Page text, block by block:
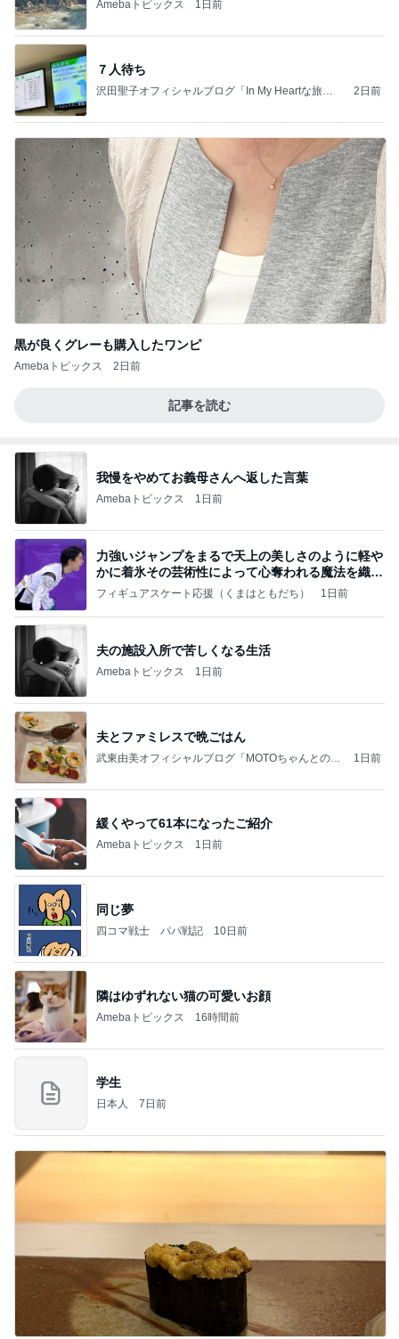
Amebaトピックス 1日前
７人待ち
沢田聖子オフィシャルブログ「In My Heartな旅日
2日前
黒が良くグレーも購入したワンピ
Amebaトピックス 2日前
記事を読む
我慢をやめてお義母さんへ返した言葉
Amebaトピックス 1日前
力強いジャンプをまるで天上の美しさのように軽や
かに着氷その芸術性によって心奪われる魔法を織り
なす
フィギュアスケート応援（くまはともだち） 1日前
夫の施設入所で苦しくなる生活
Amebaトピックス 1日前
夫とファミレスで晩ごはん
武東由美オフィシャルブログ「MOTOちゃんとのは
1日前
緩くやって61本になったご紹介
Amebaトピックス 1日前
同じ夢
四コマ戦士 パパ戦記 10日前
隣はゆずれない猫の可愛いお顔
Amebaトピックス 16時間前
学生
日本人 7日前